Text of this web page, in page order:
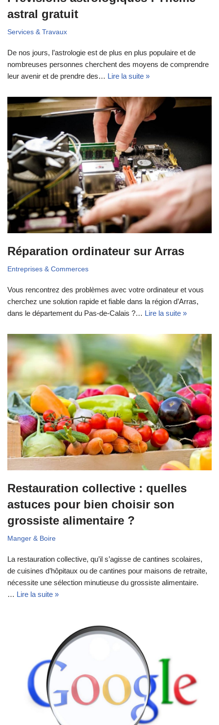
astral gratuit
Services & Travaux
De nos jours, l’astrologie est de plus en plus populaire et de
nombreuses personnes cherchent des moyens de comprendre
leur avenir et de prendre des… Lire la suite »
Réparation ordinateur sur Arras
Entreprises & Commerces
Vous rencontrez des problèmes avec votre ordinateur et vous
cherchez une solution rapide et fiable dans la région d’Arras,
dans le département du Pas-de-Calais ?… Lire la suite »
Restauration collective : quelles
astuces pour bien choisir son
grossiste alimentaire ?
Manger & Boire
La restauration collective, qu’il s’agisse de cantines scolaires,
de cuisines d’hôpitaux ou de cantines pour maisons de retraite,
nécessite une sélection minutieuse du grossiste alimentaire.
… Lire la suite »